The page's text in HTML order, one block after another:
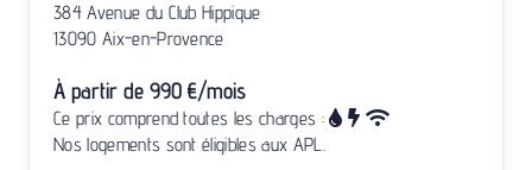
384 Avenue du Club Hippique
13090 Aix-en-Provence
À partir de 990 €/mois
Ce prix comprend toutes les charges :
Nos logements sont éligibles aux APL.